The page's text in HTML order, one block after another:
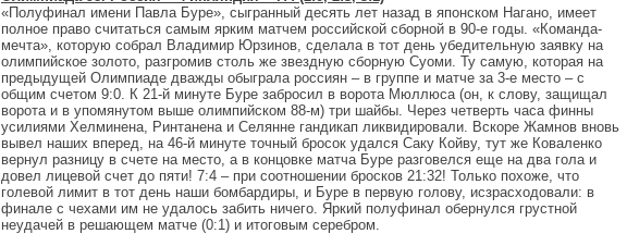
«Полуфинал имени Павла Буре», сыгранный десять лет назад в японском Нагано, имеет
полное право считаться самым ярким матчем российской сборной в 90-е годы. «Команда-
мечта», которую собрал Владимир Юрзинов, сделала в тот день убедительную заявку на
олимпийское золото, разгромив столь же звездную сборную Суоми. Ту самую, которая на
предыдущей Олимпиаде дважды обыграла россиян – в группе и матче за 3-е место – с
общим счетом 9:0. К 21-й минуте Буре забросил в ворота Мюллюса (он, к слову, защищал
ворота и в упомянутом выше олимпийском 88-м) три шайбы. Через четверть часа финны
усилиями Хелминена, Ринтанена и Селянне гандикап ликвидировали. Вскоре Жамнов вновь
вывел наших вперед, на 46-й минуте точный бросок удался Саку Койву, тут же Коваленко
вернул разницу в счете на место, а в концовке матча Буре разговелся еще на два гола и
довел лицевой счет до пяти! 7:4 – при соотношении бросков 21:32! Только похоже, что
голевой лимит в тот день наши бомбардиры, и Буре в первую голову, исзрасходовали: в
финале с чехами им не удалось забить ничего. Яркий полуфинал обернулся грустной
неудачей в решающем матче (0:1) и итоговым серебром.